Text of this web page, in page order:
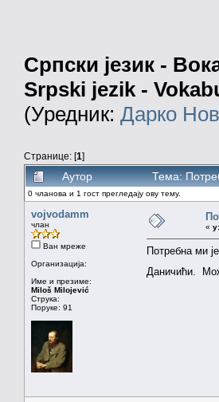
Српски језик -
Srpski jezik -
(Уредник: Дарко
Странице: [1]
Аутор Тема:
0 чланова и 1 гост прегледају ову тему.
vojvodamm
члан
Ван мреже
Организација:
Име и презиме:
Miloš Milojević
Струка:
Поруке: 91
« у:
Потребна ми
Даничићи.